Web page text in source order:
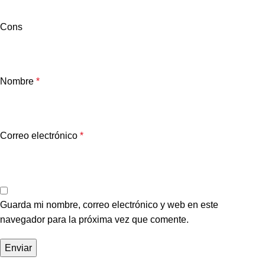
Cons
Nombre *
Correo electrónico *
Guarda mi nombre, correo electrónico y web en este
navegador para la próxima vez que comente.